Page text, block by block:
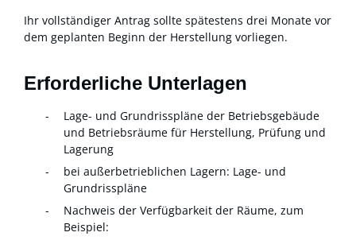
Ihr vollständiger Antrag sollte spätestens drei Monate vor
dem geplanten Beginn der Herstellung vorliegen.
Erforderliche Unterlagen
Lage- und Grundrisspläne der Betriebsgebäude
und Betriebsräume für Herstellung, Prüfung und
Lagerung
bei außerbetrieblichen Lagern: Lage- und
Grundrisspläne
Nachweis der Verfügbarkeit der Räume, zum
Beispiel: